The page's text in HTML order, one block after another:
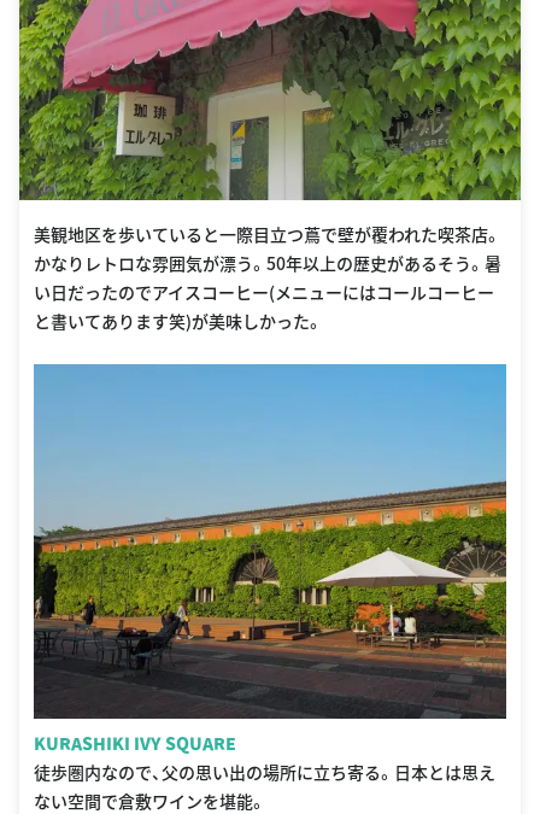
美観地区を歩いていると一際目立つ蔦で壁が覆われた喫茶店。
かなりレトロな雰囲気が漂う。50年以上の歴史があるそう。暑
い日だったのでアイスコーヒー(メニューにはコールコーヒー
と書いてあります笑)が美味しかった。
KURASHIKI IVY SQUARE
徒歩圏内なので、父の思い出の場所に立ち寄る。日本とは思え
ない空間で倉敷ワインを堪能。